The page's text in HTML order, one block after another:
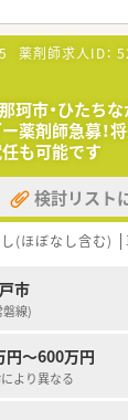
無くすことにより
は3日間、会社の考
学ぶ初期研修を用
として位置づけられ
。その他、階層別
ど様々な研修が用
こと、社会人とし
薬剤師求人ID：
珂市・ひたち
薬剤師急募！
も可能です
検討リスト
(ほぼなし含む)
市
線)
円～600万円
より異なる